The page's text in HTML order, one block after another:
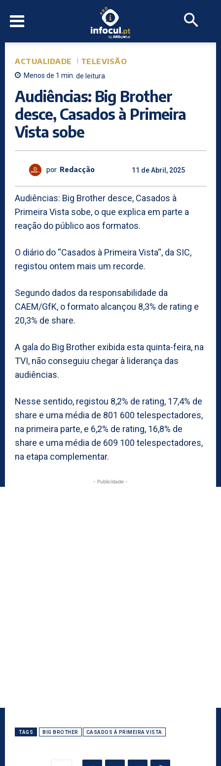
ACTUALIDADE TELEVISÃO
Menos de 1 min. de leitura
Audiências: Big Brother
desce, Casados à Primeira
Vista sobe
por Redacção 11 de Abril, 2025
Audiências: Big Brother desce, Casados à
Primeira Vista sobe, o que explica em parte a
reação do público aos formatos.
O diário do “Casados à Primeira Vista“, da SIC,
registou ontem mais um recorde.
Segundo dados da responsabilidade da
CAEM/GfK, o formato alcançou 8,3% de rating e
20,3% de share.
A gala do Big Brother exibida esta quinta-feira, na
TVI, não conseguiu chegar à liderança das
audiências.
Nesse sentido, registou 8,2% de rating, 17,4% de
share e uma média de 801 600 telespectadores,
na primeira parte, e 6,2% de rating, 16,8% de
share e uma média de 609 100 telespectadores,
na etapa complementar.
- Publicidade -
TAGS BIG BROTHER CASADOS À PRIMEIRA VISTA